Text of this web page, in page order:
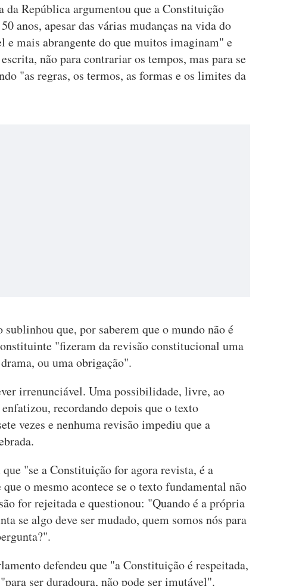
da República argumentou que a Constituição
anos, apesar das várias mudanças na vida do
e mais abrangente do que muitos imaginam" e
não para contrariar os tempos, mas para se
"as regras, os termos, as formas e os limites da
que, por saberem que o mundo não é
"fizeram da revisão constitucional uma
ou uma obrigação".
irrenunciável. Uma possibilidade, livre, ao
recordando depois que o texto
vezes e nenhuma revisão impediu que a
"se a Constituição for agora revista, é a
o mesmo acontece se o texto fundamental não
for rejeitada e questionou: "Quando é a própria
se algo deve ser mudado, quem somos nós para
defendeu que "a Constituição é respeitada,
ser duradoura, não pode ser imutável".